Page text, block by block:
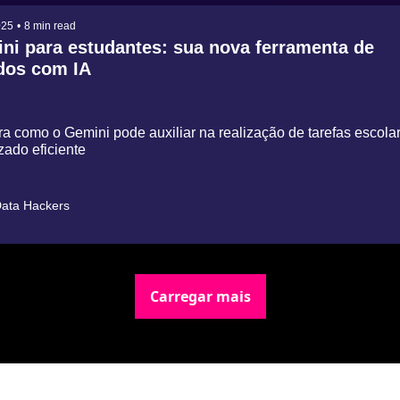
• 8 min read
para estudantes: sua nova ferramenta de
com IA
como o Gemini pode auxiliar na realização de tarefas
eficiente
Hackers
Carregar mais